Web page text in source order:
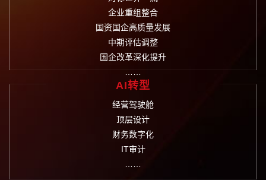
企业重组整合
国资国企高质量发展
中期评估调整
国企改革深化提升
AI转型
经营驾驶舱
顶层设计
财务数字化
IT审计